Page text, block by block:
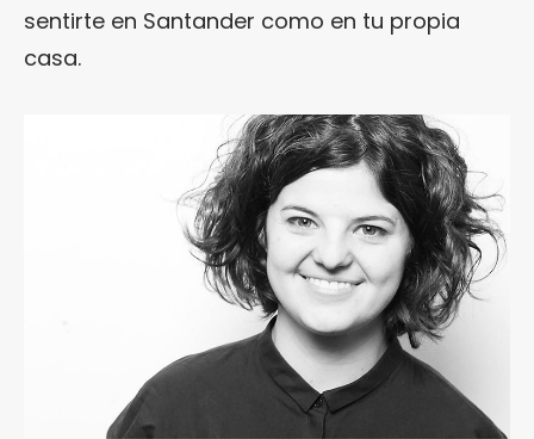
sentirte en Santander como en tu propia
casa.